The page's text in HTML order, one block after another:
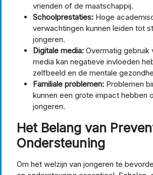
vrienden of de maatschappij.
Schoolprestaties: Hoge
verwachtingen kunnen leiden tot
jongeren.
Digitale media: Overmatig gebruik
media kan negatieve invloeden
zelfbeeld en de mentale
Familiale problemen: Problemen
kunnen een grote impact hebben
jongeren.
Het Belang van
Ondersteuning
Om het welzijn van jongeren te